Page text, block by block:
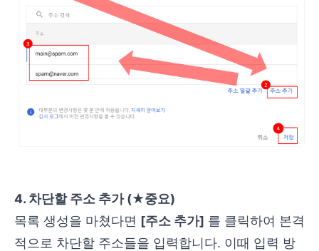
4. 차단할 주소 추가 (★중요)
목록 생성을 마쳤다면 [주소 추가] 를 클릭하여 본격
적으로 차단할 주소들을 입력합니다. 이때 입력 방